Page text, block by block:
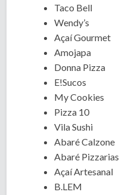
Taco Bell
Wendy’s
Açaí Gourmet
Amojapa
Donna Pizza
E!Sucos
My Cookies
Pizza 10
Vila Sushi
Abaré Calzone
Abaré Pizzarias
Açaí Artesanal
B.LEM